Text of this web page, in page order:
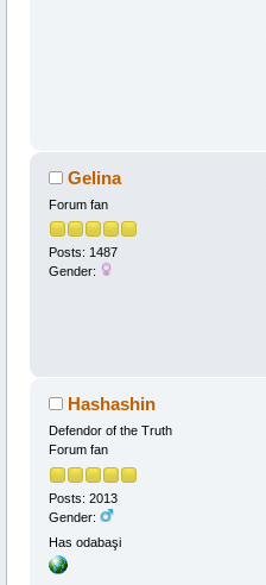
Gelina
Forum fan
Posts: 1487
Gender:
Hashashin
Defendor of the Truth
Forum fan
Posts: 2013
Gender:
Has odabaşi